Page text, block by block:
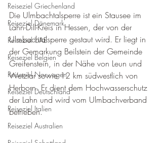
Reiseziel Griechenland
Reiseziel Dänemark
Reiseziel UAE
Reiseziel Belgien
Reiseziel Norwegen
Reiseziel Deutschland
Reiseziel Italien
Reiseziel Australien
Die Ulmbachtalsperre ist ein Stausee im
Lahn-Dill-Kreis in Hessen, der von der
Ulmbachtalsperre gestaut wird. Er liegt in
der Gemarkung Beilstein der Gemeinde
Greifenstein, in der Nähe von Leun und
Wetzlar sowie 12 km südwestlich von
Herborn. Er dient dem Hochwasserschutz
der Lahn und wird vom Ulmbachverband
betrieben.